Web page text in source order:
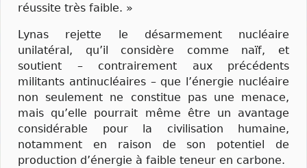
réussite très faible. »
Lynas rejette le désarmement nucléaire
unilatéral, qu’il considère comme naïf, et
soutient – contrairement aux précédents
militants antinucléaires – que l’énergie nucléaire
non seulement ne constitue pas une menace,
mais qu’elle pourrait même être un avantage
considérable pour la civilisation humaine,
notamment en raison de son potentiel de
production d’énergie à faible teneur en carbone.